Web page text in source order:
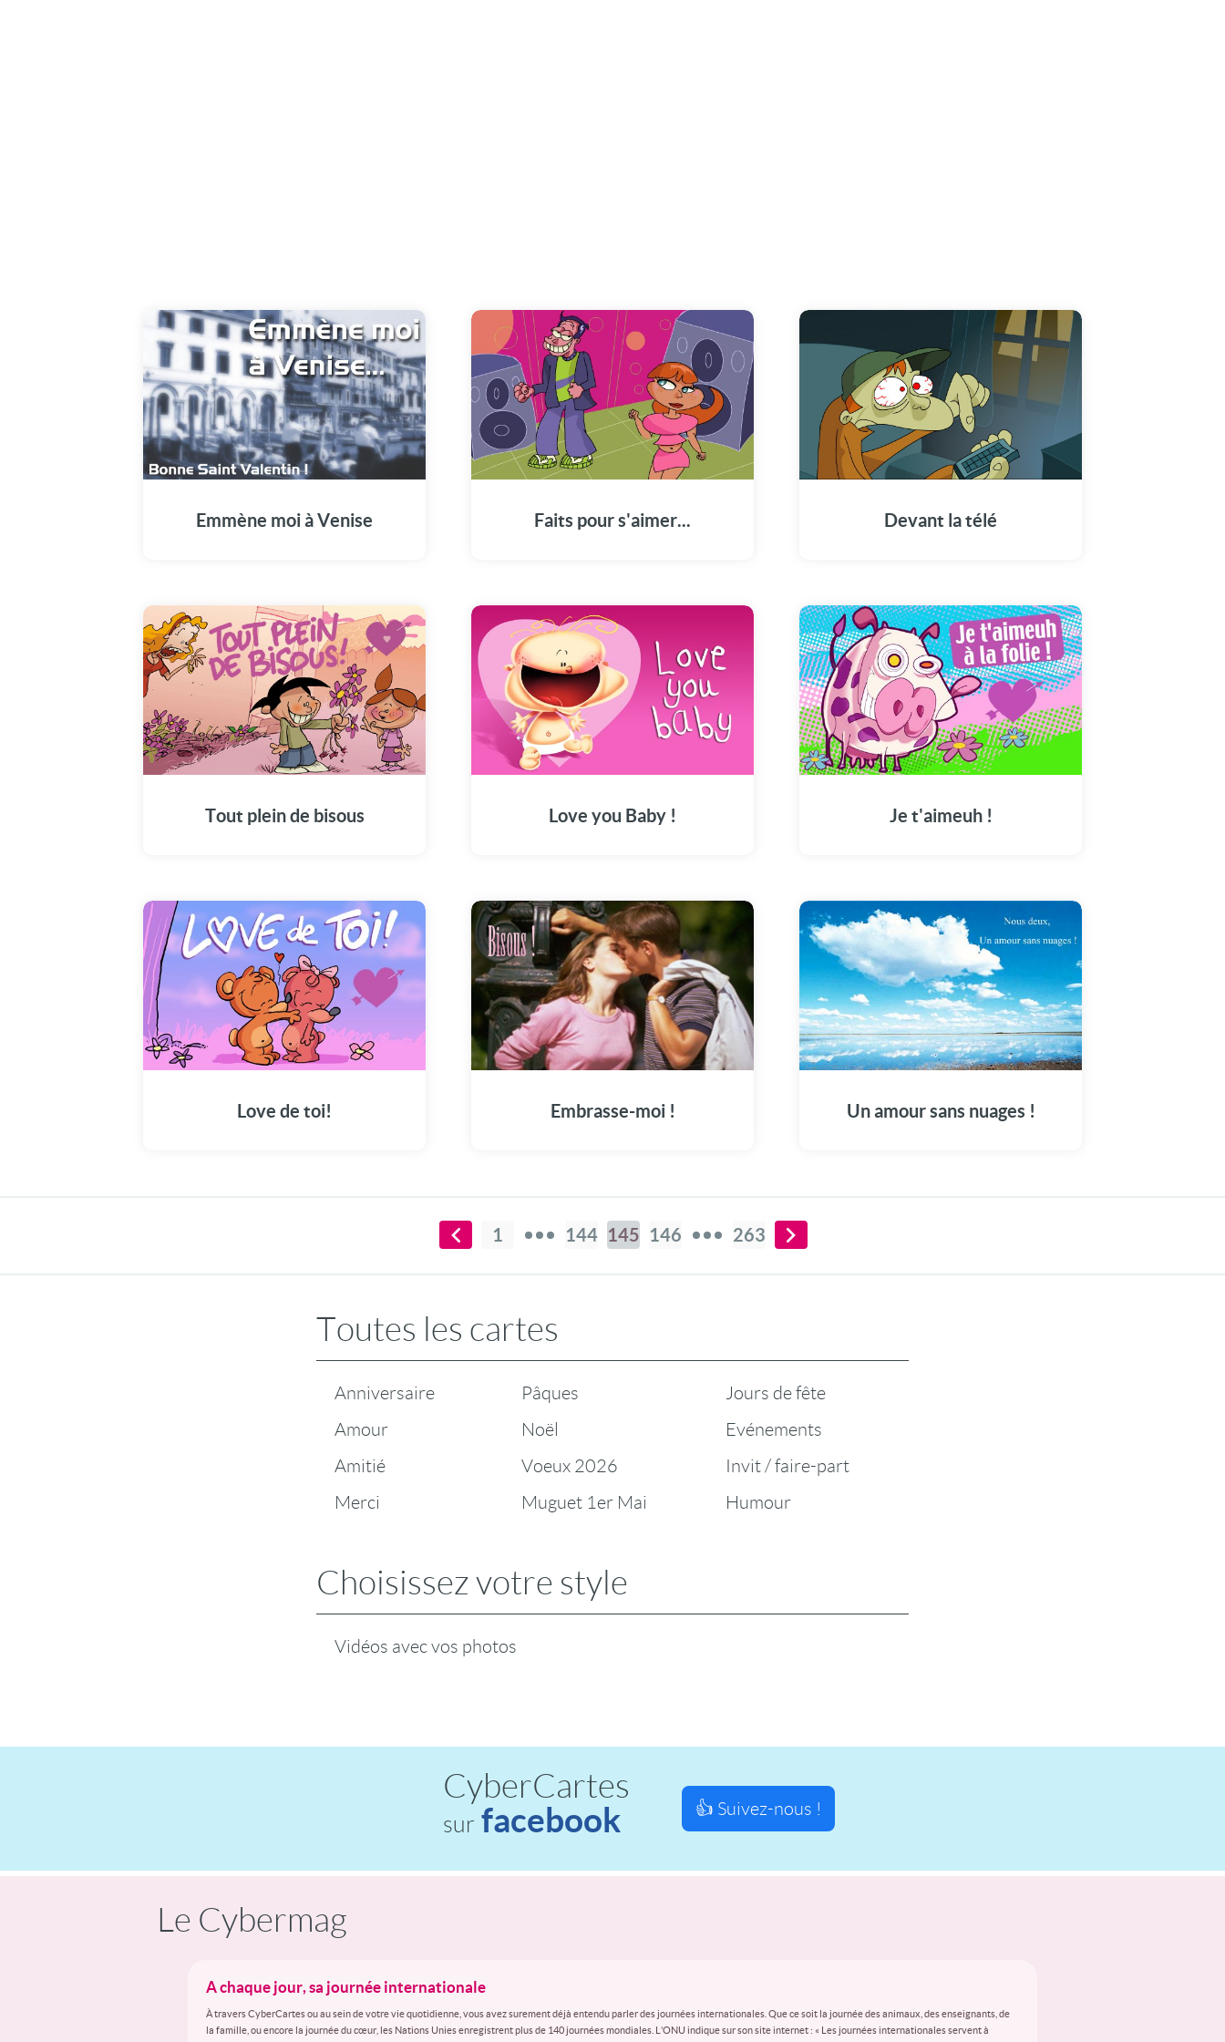
Emmène moi à Venise Faits pour s'aimer... Devant la télé
Tout plein de bisous Love you Baby ! Je t'aimeuh !
Love de toi! Embrasse-moi ! Un amour sans nuages !
1 144 145 146 263
Toutes les cartes
Anniversaire
Amour
Amitié
Merci
Pâques
Noël
Voeux 2026
Muguet 1er Mai
Jours de fête
Evénements
Invit / faire-part
Humour
Choisissez votre style
Vidéos avec vos photos
CyberCartes
sur facebook 👍 Suivez-nous !
Le Cybermag
A chaque jour, sa journée internationale
À travers CyberCartes ou au sein de votre vie quotidienne, vous avez surement déjà entendu parler des journées internationales. Que ce soit la journée des animaux, des enseignants, de
la famille, ou encore la journée du cœur, les Nations Unies enregistrent plus de 140 journées mondiales. L’ONU indique sur son site internet : « Les journées internationales servent à